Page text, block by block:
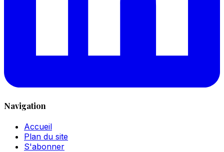
Navigation
Accueil
Plan du site
S'abonner